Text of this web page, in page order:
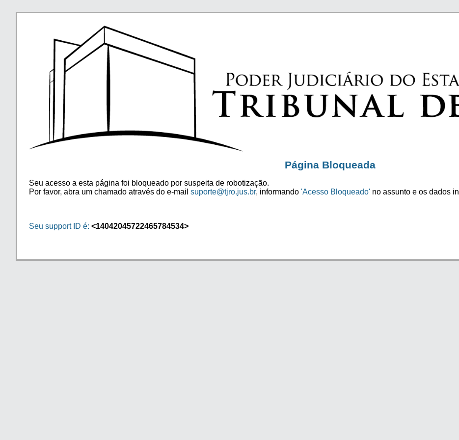
Página Bloqueada
Seu acesso a esta página foi bloqueado por suspeita de robotização.
Por favor, abra um chamado através do e-mail suporte@tjro.jus.br, informando 'Acesso Bloqueado' no assunto e os dados
Seu support ID é: <14042045722465784534>